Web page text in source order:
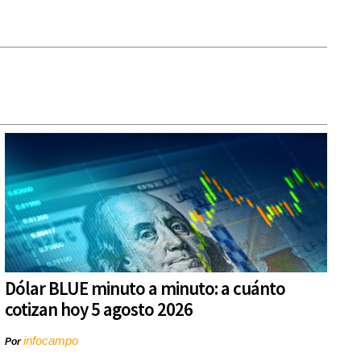
Dólar BLUE minuto a minuto: a cuánto
cotizan hoy 5 agosto 2026
Porinfocampo